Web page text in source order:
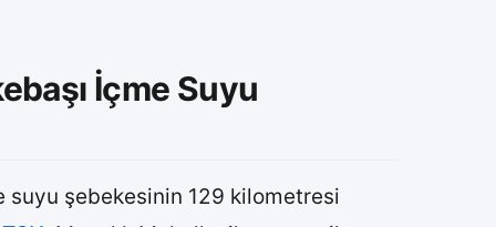
İçme Suyu
suyu şebekesinin 129 kilometresi